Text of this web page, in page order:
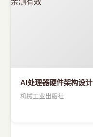
AI处理器硬件架构设计
机械工业出版社